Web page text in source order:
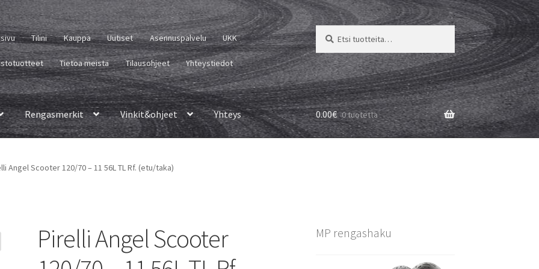
Tilini Kauppa Uutiset Asennuspalvelu UKK
Tietoa meistä Tilausohjeet Yhteystiedot
Etsi:
Haku
Rengasmerkit Vinkit&ohjeet Yhteys 0.00€ 0 tuotetta
Angel Scooter 120/70 – 11 56L TL Rf. (etu/taka)
Pirelli Angel Scooter
MP rengashaku